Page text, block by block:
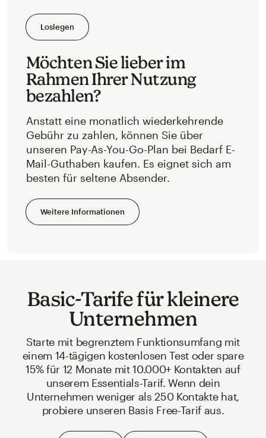
Loslegen
Möchten Sie lieber im
Rahmen Ihrer Nutzung
bezahlen?
Anstatt eine monatlich wiederkehrende
Gebühr zu zahlen, können Sie über
unseren Pay-As-You-Go-Plan bei Bedarf E-
Mail-Guthaben kaufen. Es eignet sich am
besten für seltene Absender.
Weitere Informationen
Basic-Tarife für kleinere
Unternehmen
Starte mit begrenztem Funktionsumfang mit
einem 14-tägigen kostenlosen Test oder spare
15% für 12 Monate mit 10.000+ Kontakten auf
unserem Essentials-Tarif. Wenn dein
Unternehmen weniger als 250 Kontakte hat,
probiere unseren Basis Free-Tarif aus.